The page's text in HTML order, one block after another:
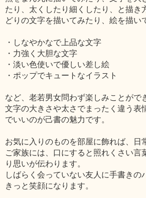
たり、太くしたり細くしたり、と描き
どりの文字を描いてみたり、絵を描い
・しなやかなで上品な文字
・力強く大胆な文字
・淡い色使いで優しい差し絵
・ポップでキュートなイラスト
など、老若男女問わず楽しみことがで
文字の大きさや太さでまったく違う表
でいいのが己書の魅力です。
お気に入りのものを部屋に飾れば、日
ご家族には、口にすると照れくさい言
り思いが伝わります。
しばらく会っていない友人に手書きの
きっと笑顔になります。